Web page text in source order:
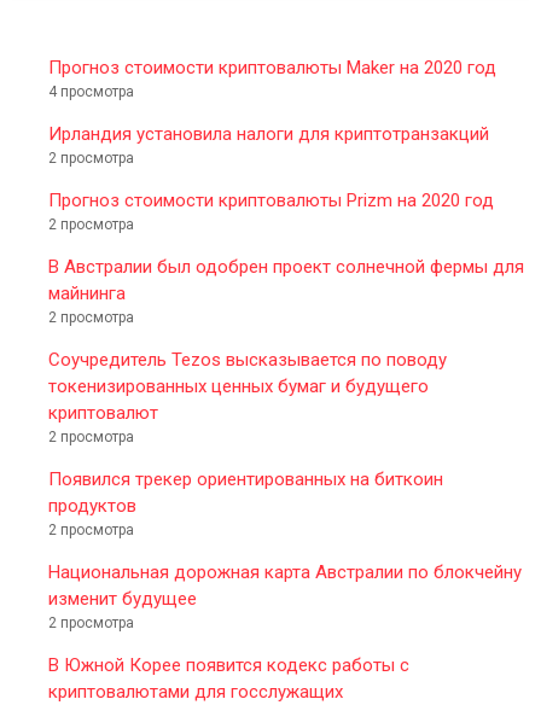
Прогноз стоимости криптовалюты Maker на 2020 год
4 просмотра
Ирландия установила налоги для криптотранзакций
2 просмотра
Прогноз стоимости криптовалюты Prizm на 2020 год
2 просмотра
В Австралии был одобрен проект солнечной фермы для
майнинга
2 просмотра
Соучредитель Tezos высказывается по поводу
токенизированных ценных бумаг и будущего
криптовалют
2 просмотра
Появился трекер ориентированных на биткоин
продуктов
2 просмотра
Национальная дорожная карта Австралии по блокчейну
изменит будущее
2 просмотра
В Южной Корее появится кодекс работы с
криптовалютами для госслужащих